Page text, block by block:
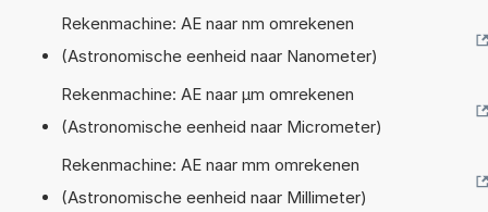
Rekenmachine: AE naar nm omrekenen
(Astronomische eenheid naar Nanometer)
Rekenmachine: AE naar µm omrekenen
(Astronomische eenheid naar Micrometer)
Rekenmachine: AE naar mm omrekenen
(Astronomische eenheid naar Millimeter)